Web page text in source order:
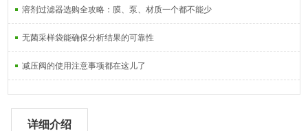
溶剂过滤器选购全攻略：膜、泵、材质一个都不能少
无菌采样袋能确保分析结果的可靠性
减压阀的使用注意事项都在这儿了
详细介绍